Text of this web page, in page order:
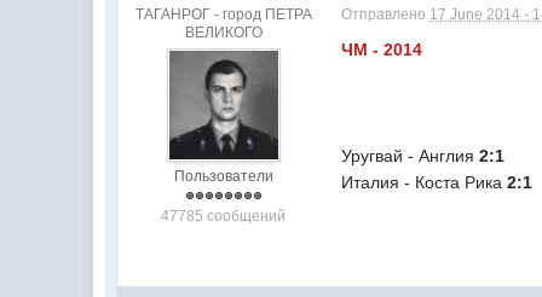
ТАГАНРОГ - город ПЕТРА
ВЕЛИКОГО
Пользователи
47785 сообщений
Отправлено 17 June 2014 -
ЧМ - 2014
Уругвай - Англия 2:1
Италия - Коста Рика2:1